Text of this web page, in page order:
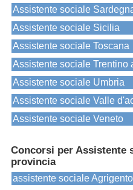
Assistente sociale
Assistente sociale Sicilia
Assistente sociale Toscana
Assistente sociale Trentino
Assistente sociale Umbria
Assistente sociale Valle
Assistente sociale Veneto
Concorsi per Assistente
provincia
assistente sociale Agrigento